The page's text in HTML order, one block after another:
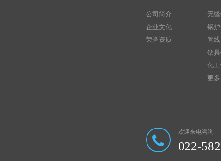
公司简介
企业文化
荣誉资质
无
锅
管
钻
化
更
欢迎来电咨询
022-